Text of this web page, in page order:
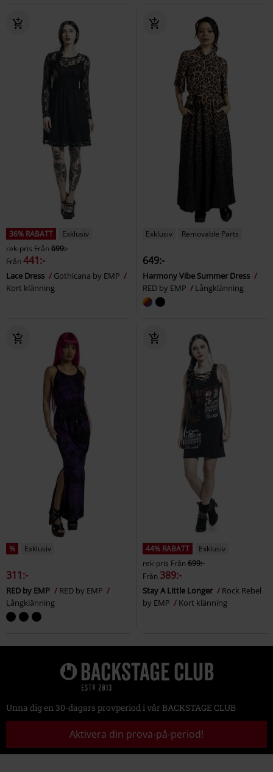
36% RABATT
Exklusiv
rek-pris Från699:-
Från441:-
Lace Dress
Gothicana by EMP
Kort klänning
Exklusiv Removable Parts
649:-
Harmony Vibe Summer Dress
RED by EMP
Långklänning
% Exklusiv
311:-
RED by EMP
RED by EMP
Långklänning
44% RABATT
Exklusiv
rek-pris Från699:-
Från 389:-
Stay A Little Longer
Rock Rebel
by EMP
Kort klänning
Unna dig en 30-dagars provperiod i vår BACKSTAGE CLUB
Aktivera din prova-på-period!